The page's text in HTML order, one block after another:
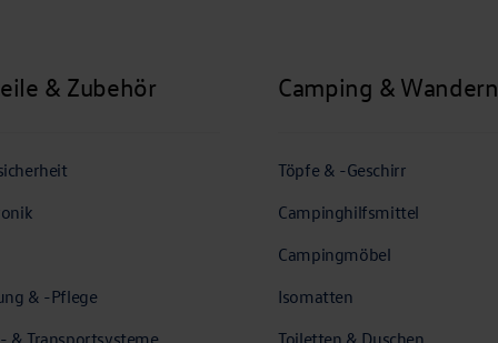
& Zubehör
& -Pflege
Camping & Wandern
Töpfe & -Geschirr
Campinghilfsmittel
Campingmöbel
Isomatten